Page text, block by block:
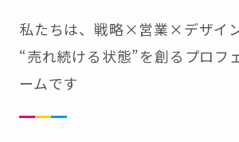
私たちは、戦略×営業×デザイン
“売れ続ける状態”を創るプロフ
ームです